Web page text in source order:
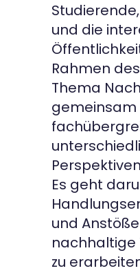
und die
Rahmen
Thema
gemeinsam
Es geht
und
zu